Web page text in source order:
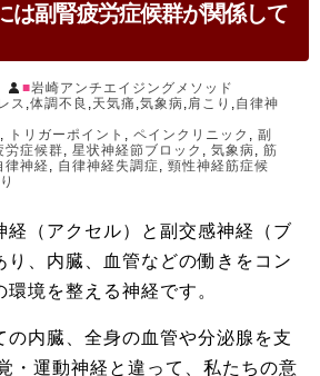
は副腎疲労症候群が関係して
岩崎アンチエイジングメソッド
ス ,体調不良 ,天気痛 ,気象病,肩こり ,自律神
, トリガーポイント , ペインクリニック , 副
労症候群, 星状神経節ブロック , 気象病, 筋
律神経, 自律神経失調症, 頸性神経筋症候
経（アクセル）と副交感神経（ブ
り、内臓、血管などの働きをコン
環境を整える神経です。
の内臓、全身の血管や分泌腺を支
・運動神経と違って、私たちの意